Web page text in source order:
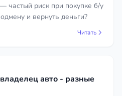
частый риск при покупке б/у
и вернуть деньги?
Читать
авто - разные